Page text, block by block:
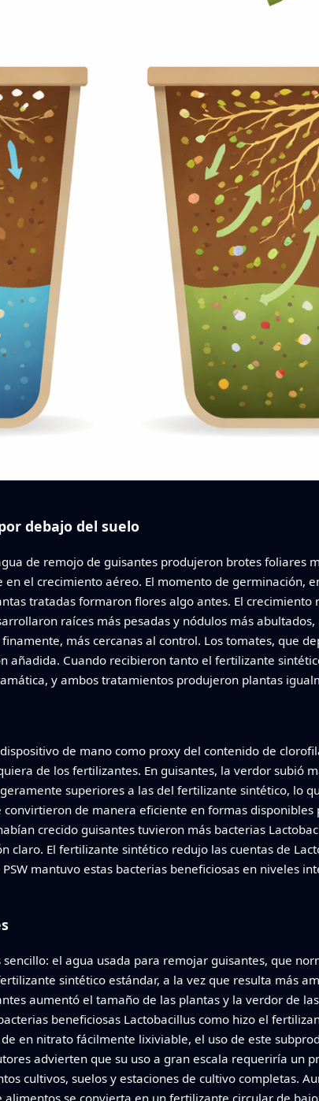
debajo del suelo
de remojo de guisantes produjeron brotes foliares
el crecimiento aéreo. El momento de germinación,
tratadas formaron flores algo antes. El
raíces más pesadas y nódulos más abultados,
más cercanas al control. Los tomates, que
añadida. Cuando recibieron tanto el fertilizante
y ambos tratamientos produjeron plantas
de mano como proxy del contenido de
de los fertilizantes. En guisantes, la verdor subió
superiores a las del fertilizante sintético, lo
de manera eficiente en formas disponibles
crecido guisantes tuvieron más bacterias
claro. El fertilizante sintético redujo las cuentas de
mantuvo estas bacterias beneficiosas en niveles
el agua usada para remojar guisantes, que
sintético estándar, a la vez que resulta más
aumentó el tamaño de las plantas y la verdor de
beneficiosas Lactobacillus como hizo el
en nitrato fácilmente lixiviable, el uso de este
advierten que su uso a gran escala requeriría un
cultivos, suelos y estaciones de cultivo completas.
se convierta en un fertilizante circular de